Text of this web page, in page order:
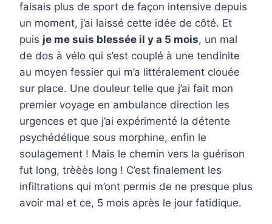
faisais plus de sport de façon intensive depuis
un moment, j’ai laissé cette idée de côté. Et
puis je me suis blessée il y a 5 mois, un mal
de dos à vélo qui s’est couplé à une tendinite
au moyen fessier qui m’a littéralement clouée
sur place. Une douleur telle que j’ai fait mon
premier voyage en ambulance direction les
urgences et que j’ai expérimenté la détente
psychédélique sous morphine, enfin le
soulagement ! Mais le chemin vers la guérison
fut long, trèèès long ! C’est finalement les
infiltrations qui m’ont permis de ne presque plus
avoir mal et ce, 5 mois après le jour fatidique.